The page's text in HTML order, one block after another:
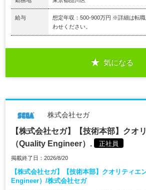
給与
想定年収：500-900万円 ※詳細は転
わせください。
気になる
株式会社セガ
【株式会社セガ】【技術本部】クオ
（Quality Engineer）.
正社員
掲載終了日：2026/8/20
【株式会社セガ】【技術本部】クオリティエ
Engineer）/株式会社セガ